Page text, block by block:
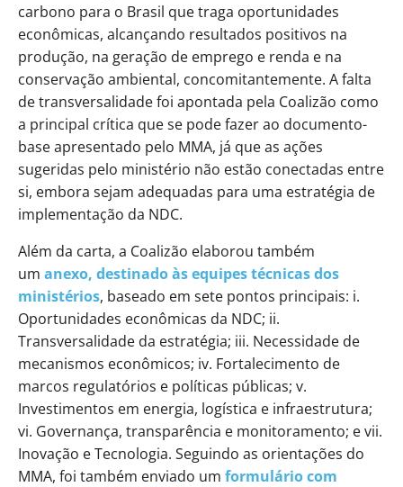
carbono para o Brasil que traga oportunidades
econômicas, alcançando resultados positivos na
produção, na geração de emprego e renda e na
conservação ambiental, concomitantemente. A falta
de transversalidade foi apontada pela Coalizão como
a principal crítica que se pode fazer ao documento-
base apresentado pelo MMA, já que as ações
sugeridas pelo ministério não estão conectadas entre
si, embora sejam adequadas para uma estratégia de
implementação da NDC.
Além da carta, a Coalizão elaborou também
um anexo, destinado às equipes técnicas dos
ministérios, baseado em sete pontos principais: i.
Oportunidades econômicas da NDC; ii.
Transversalidade da estratégia; iii. Necessidade de
mecanismos econômicos; iv. Fortalecimento de
marcos regulatórios e políticas públicas; v.
Investimentos em energia, logística e infraestrutura;
vi. Governança, transparência e monitoramento; e vii.
Inovação e Tecnologia. Seguindo as orientações do
MMA, foi também enviado um formulário com